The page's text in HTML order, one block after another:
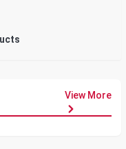
View More